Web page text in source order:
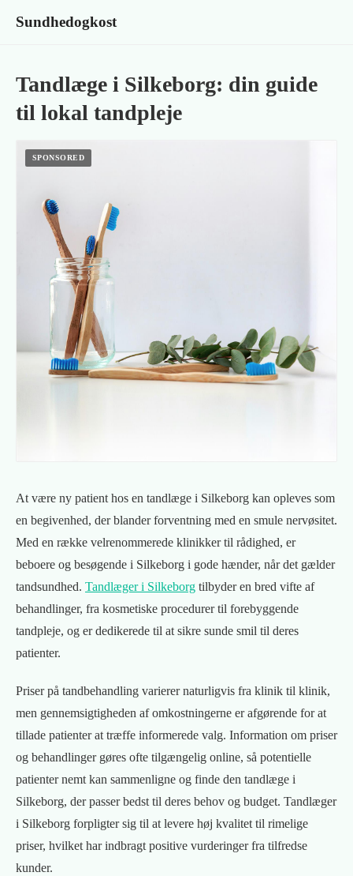
Sundhedogkost
Tandlæge i Silkeborg: din guide
til lokal tandpleje
At være ny patient hos en tandlæge i Silkeborg kan opleves som
en begivenhed, der blander forventning med en smule nervøsitet.
Med en række velrenommerede klinikker til rådighed, er
beboere og besøgende i Silkeborg i gode hænder, når det gælder
tandsundhed. Tandlæger i Silkeborg tilbyder en bred vifte af
behandlinger, fra kosmetiske procedurer til forebyggende
tandpleje, og er dedikerede til at sikre sunde smil til deres
patienter.
Priser på tandbehandling varierer naturligvis fra klinik til klinik,
men gennemsigtigheden af omkostningerne er afgørende for at
tillade patienter at træffe informerede valg. Information om priser
og behandlinger gøres ofte tilgængelig online, så potentielle
patienter nemt kan sammenligne og finde den tandlæge i
Silkeborg, der passer bedst til deres behov og budget. Tandlæger
i Silkeborg forpligter sig til at levere høj kvalitet til rimelige
priser, hvilket har indbragt positive vurderinger fra tilfredse
kunder.